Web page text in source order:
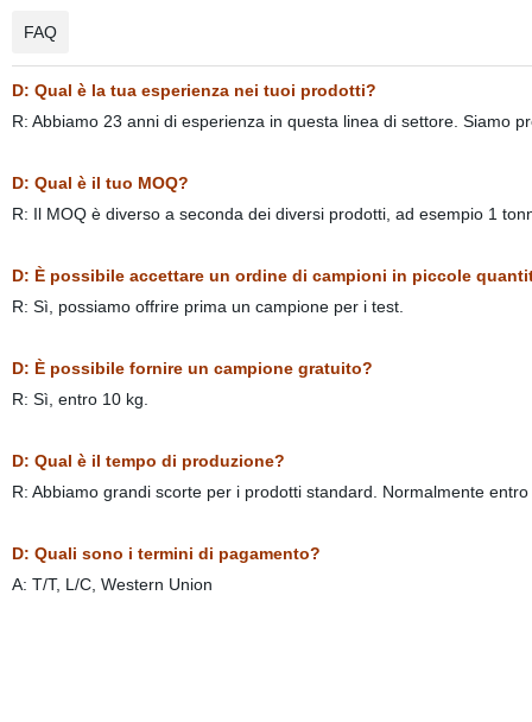
FAQ
D: Qual è la tua esperienza nei tuoi prodotti?
R: Abbiamo 23 anni di esperienza in questa linea di settore. Siamo
D: Qual è il tuo MOQ?
R: Il MOQ è diverso a seconda dei diversi prodotti, ad esempio 1
D: È possibile accettare un ordine di campioni in piccole
R: Sì, possiamo offrire prima un campione per i test.
D: È possibile fornire un campione gratuito?
R: Sì, entro 10 kg.
D: Qual è il tempo di produzione?
R: Abbiamo grandi scorte per i prodotti standard. Normalmente
D: Quali sono i termini di pagamento?
A: T/T, L/C, Western Union